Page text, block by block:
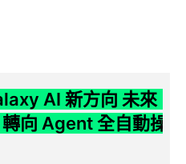
AI 新方向 未來
向 Agent 全自動操